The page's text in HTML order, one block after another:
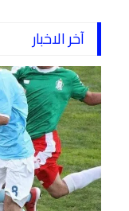
آخر الاخبار